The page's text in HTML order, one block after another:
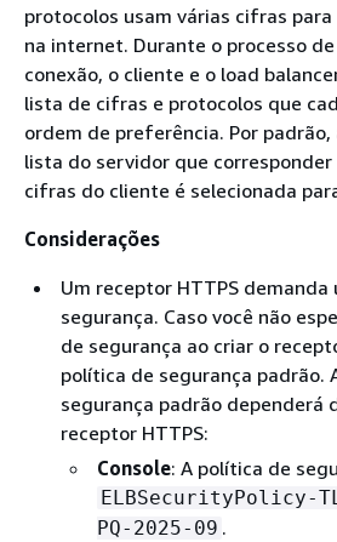
protocolos usam várias cifras
na internet. Durante o processo
conexão, o cliente e o load
lista de cifras e protocolos que
ordem de preferência. Por
lista do servidor que
cifras do cliente é selecionada
Considerações
Um receptor HTTPS
segurança. Caso você não
de segurança ao criar o
política de segurança padrão.
segurança padrão dependerá
receptor HTTPS:
Console: A política de
ELBSecurityPolicy-
PQ-2025-09 .